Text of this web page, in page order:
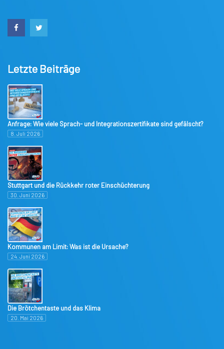
Letzte Beiträge
Anfrage: Wie viele Sprach- und Integrationszertifikate sind gefälscht?
8. Juli 2026
Stuttgart und die Rückkehr roter Einschüchterung
30. Juni 2026
Kommunen am Limit: Was ist die Ursache?
24. Juni 2026
Die Brötchentaste und das Klima
20. Mai 2026